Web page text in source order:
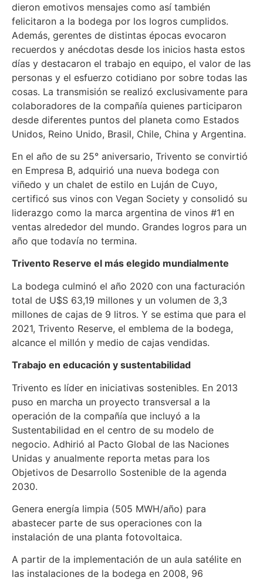
dieron emotivos mensajes como así también
felicitaron a la bodega por los logros cumplidos.
Además, gerentes de distintas épocas evocaron
recuerdos y anécdotas desde los inicios hasta estos
días y destacaron el trabajo en equipo, el valor de las
personas y el esfuerzo cotidiano por sobre todas las
cosas. La transmisión se realizó exclusivamente para
colaboradores de la compañía quienes participaron
desde diferentes puntos del planeta como Estados
Unidos, Reino Unido, Brasil, Chile, China y Argentina.
En el año de su 25° aniversario, Trivento se convirtió
en Empresa B, adquirió una nueva bodega con
viñedo y un chalet de estilo en Luján de Cuyo,
certificó sus vinos con Vegan Society y consolidó su
liderazgo como la marca argentina de vinos #1 en
ventas alrededor del mundo. Grandes logros para un
año que todavía no termina.
Trivento Reserve el más elegido mundialmente
La bodega culminó el año 2020 con una facturación
total de U$S 63,19 millones y un volumen de 3,3
millones de cajas de 9 litros. Y se estima que para el
2021, Trivento Reserve, el emblema de la bodega,
alcance el millón y medio de cajas vendidas.
Trabajo en educación y sustentabilidad
Trivento es líder en iniciativas sostenibles. En 2013
puso en marcha un proyecto transversal a la
operación de la compañía que incluyó a la
Sustentabilidad en el centro de su modelo de
negocio. Adhirió al Pacto Global de las Naciones
Unidas y anualmente reporta metas para los
Objetivos de Desarrollo Sostenible de la agenda
2030.
Genera energía limpia (505 MWH/año) para
abastecer parte de sus operaciones con la
instalación de una planta fotovoltaica.
A partir de la implementación de un aula satélite en
las instalaciones de la bodega en 2008, 96